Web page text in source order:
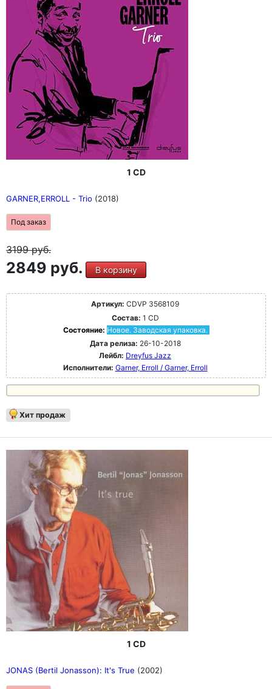
1 CD
GARNER,ERROLL - Trio (2018)
Под заказ
3199руб.
2849 руб. В корзину
Артикул: CDVP 3568109
Состав: 1 CD
Состояние: Новое. Заводская упаковка.
Дата релиза: 26-10-2018
Лейбл: Dreyfus Jazz
Исполнители: Garner, Erroll / Garner, Erroll
Хит продаж
1 CD
JONAS (Bertil Jonasson): It's True (2002)